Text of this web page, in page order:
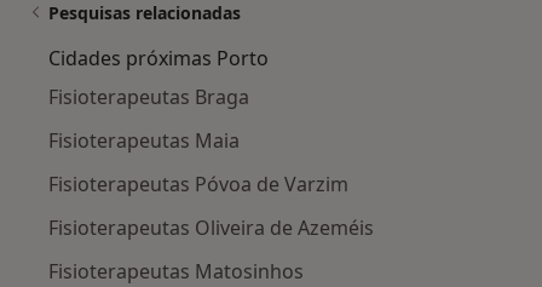
Pesquisas relacionadas
Cidades próximas Porto
Fisioterapeutas Braga
Fisioterapeutas Maia
Fisioterapeutas Póvoa de Varzim
Fisioterapeutas Oliveira de Azeméis
Fisioterapeutas Matosinhos